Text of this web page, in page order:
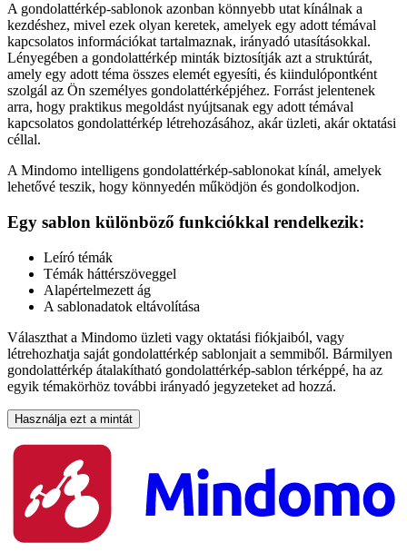
A gondolattérkép-sablonok azonban könnyebb utat kínálnak a
kezdéshez, mivel ezek olyan keretek, amelyek egy adott témával
kapcsolatos információkat tartalmaznak, irányadó utasításokkal.
Lényegében a gondolattérkép minták biztosítják azt a struktúrát,
amely egy adott téma összes elemét egyesíti, és kiindulópontként
szolgál az Ön személyes gondolattérképjéhez. Forrást jelentenek
arra, hogy praktikus megoldást nyújtsanak egy adott témával
kapcsolatos gondolattérkép létrehozásához, akár üzleti, akár oktatási
céllal.
A Mindomo intelligens gondolattérkép-sablonokat kínál, amelyek
lehetővé teszik, hogy könnyedén működjön és gondolkodjon.
Egy sablon különböző funkciókkal rendelkezik:
Leíró témák
Témák háttérszöveggel
Alapértelmezett ág
A sablonadatok eltávolítása
Választhat a Mindomo üzleti vagy oktatási fiókjaiból, vagy
létrehozhatja saját gondolattérkép sablonjait a semmiből. Bármilyen
gondolattérkép átalakítható gondolattérkép-sablon térképpé, ha az
egyik témakörhöz további irányadó jegyzeteket ad hozzá.
Használja ezt a mintát